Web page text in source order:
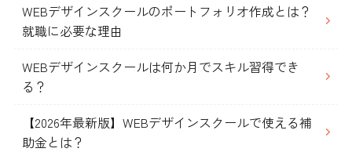
WEBデザインスクールのポートフォリオ作成とは？
就職に必要な理由
WEBデザインスクールは何か月でスキル習得でき
る？
【2026年最新版】WEBデザインスクールで使える補
助金とは？